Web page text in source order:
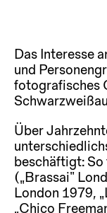
Das Interesse
und
fotografisches
Über
beschäftigt: So
(„Brassai“
London 1979,
„Chico